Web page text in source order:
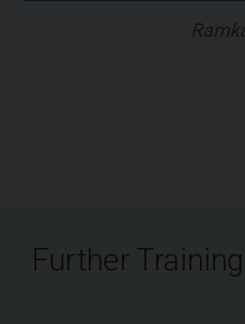
Further